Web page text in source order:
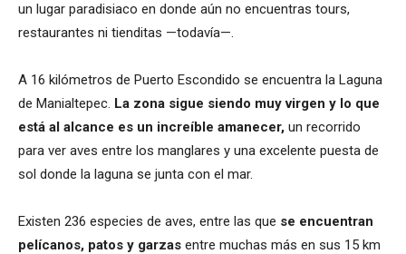
un lugar paradisiaco en donde aún no encuentras tours,
restaurantes ni tienditas —todavía—.
A 16 kilómetros de Puerto Escondido se encuentra la Laguna
de Manialtepec. La zona sigue siendo muy virgen y lo que
está al alcance es un increíble amanecer, un recorrido
para ver aves entre los manglares y una excelente puesta de
sol donde la laguna se junta con el mar.
Existen 236 especies de aves, entre las que se encuentran
pelícanos, patos y garzas entre muchas más en sus 15 km